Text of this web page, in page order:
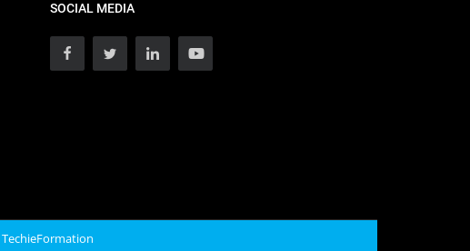
SOCIAL MEDIA
TechieFormation